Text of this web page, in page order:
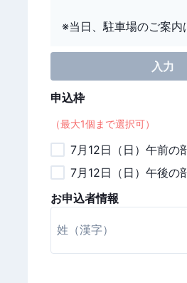
※当日、駐車場のご案内
入力
申込枠
（最大1個まで選択可）
7月12日（日）午前の
7月12日（日）午後の
お申込者情報